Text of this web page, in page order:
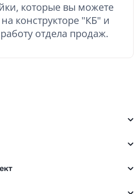
которые вы можете
конструкторе "КБ" и
отдела продаж.